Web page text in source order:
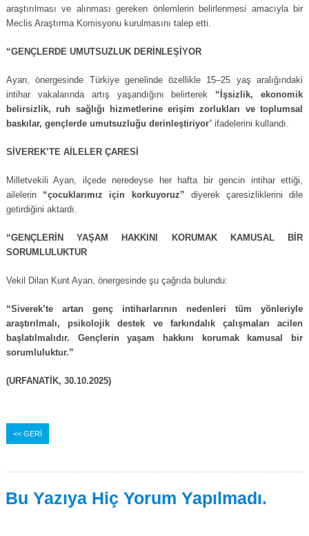
araştırılması ve alınması gereken önlemlerin belirlenmesi amacıyla bir
Meclis Araştırma Komisyonu kurulmasını talep etti.
“GENÇLERDE UMUTSUZLUK DERİNLEŞİYOR
Ayan, önergesinde Türkiye genelinde özellikle 15–25 yaş aralığındaki
intihar vakalarında artış yaşandığını belirterek “İşsizlik, ekonomik
belirsizlik, ruh sağlığı hizmetlerine erişim zorlukları ve toplumsal
baskılar, gençlerde umutsuzluğu derinleştiriyor” ifadelerini kullandı.
SİVEREK’TE AİLELER ÇARESİ
Milletvekili Ayan, ilçede neredeyse her hafta bir gencin intihar ettiği,
ailelerin “çocuklarımız için korkuyoruz” diyerek çaresizliklerini dile
getirdiğini aktardı.
“GENÇLERİN YAŞAM HAKKINI KORUMAK KAMUSAL BİR
SORUMLULUKTUR
Vekil Dilan Kunt Ayan, önergesinde şu çağrıda bulundu:
“Siverek’te artan genç intiharlarının nedenleri tüm yönleriyle
araştırılmalı, psikolojik destek ve farkındalık çalışmaları acilen
başlatılmalıdır. Gençlerin yaşam hakkını korumak kamusal bir
sorumluluktur.”
(URFANATİK, 30.10.2025)
<< GERİ
Bu Yazıya Hiç Yorum Yapılmadı.